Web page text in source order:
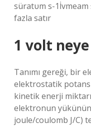
süratυm s-1İvmeam
fazla satır
1 volt
Tanımı gereği, bir
elektrostatik
kinetik enerji
elektronun
joule/coulomb J/C)